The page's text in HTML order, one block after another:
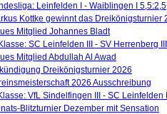
Leinfelden I - Waiblingen I 5,5:2,5
Kottke gewinnt das Dreikönigsturnier
Mitglied Johannes Bladt
SC Leinfelden III - SV Herrenberg
Mitglied Abdullah Al Awad
Dreikönigsturnier 2026
2026 Ausschreibung
VfL Sindelfingen III - SC Leinfelden
Blitzturnier Dezember mit Sensation